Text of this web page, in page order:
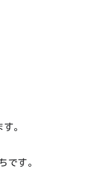
。
です。